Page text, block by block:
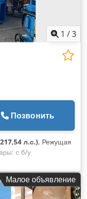
1 /3
Позвонить
л.с.), Режущая
с б/у
R Ae Ad Sea
Статорные ножи: 4
1200 мм
Малое объявление